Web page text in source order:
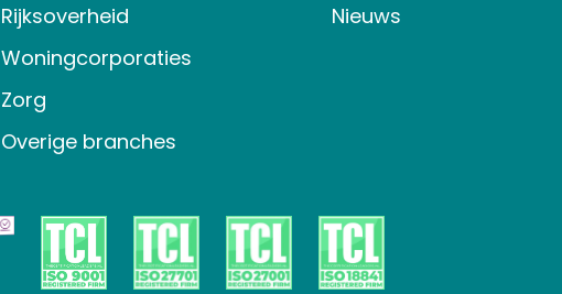
Rijksoverheid
Woningcorporaties
Zorg
Overige branches
Nieuws